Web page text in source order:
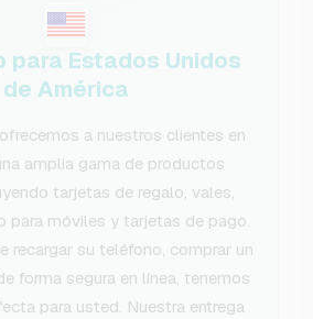
para Estados Unidos
de América
a nuestros clientes en
amplia gama de productos
tarjetas de regalo, vales,
para móviles y tarjetas de pago.
recargar su teléfono, comprar un
forma segura en línea, tenemos
para usted. Nuestra entrega